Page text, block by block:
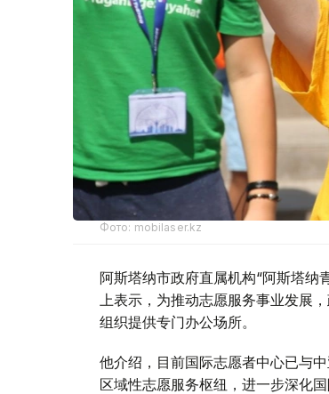
Фото: mobilaser.kz
阿斯塔纳市政府直属机构“阿斯塔
上表示，为推动志愿服务事业发展
组织提供专门办公场所。
他介绍，目前国际志愿者中心已与
区域性志愿服务枢纽，进一步深化国